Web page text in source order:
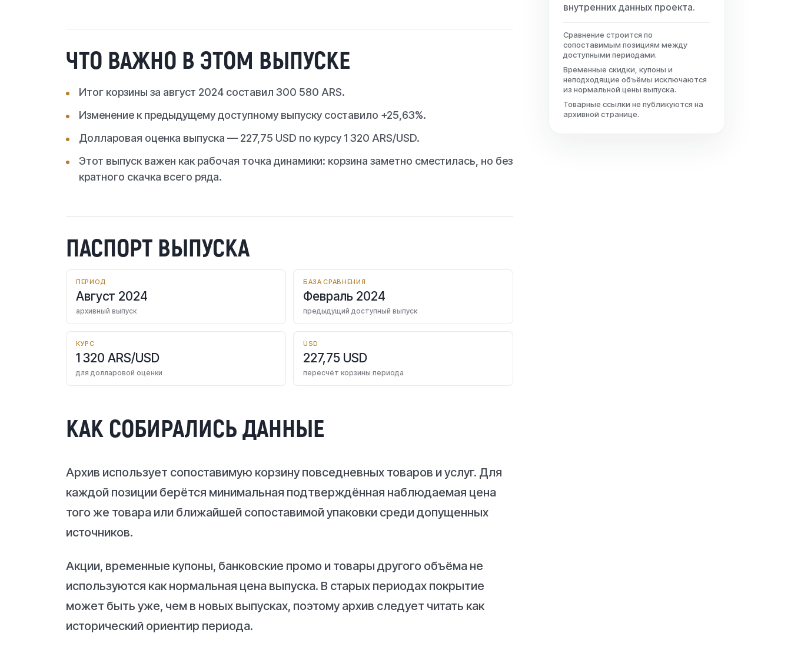
ЧТО ВАЖНО В ЭТОМ ВЫПУСКЕ
Итог корзины за август 2024 составил 300 580 ARS.
Изменение к предыдущему доступному выпуску составило +25,63%.
Долларовая оценка выпуска — 227,75 USD по курсу 1 320 ARS/USD.
Этот выпуск важен как рабочая точка динамики: корзина заметно сместилась, но без
кратного скачка всего ряда.
ПАСПОРТ ВЫПУСКА
ПЕРИОД
Август 2024
архивный выпуск
БАЗА СРАВНЕНИЯ
Февраль 2024
предыдущий доступный выпуск
КУРС
1 320 ARS/USD
для долларовой оценки
USD
227,75 USD
пересчёт корзины периода
КАК СОБИРАЛИСЬ ДАННЫЕ
Архив использует сопоставимую корзину повседневных товаров и услуг. Для
каждой позиции берётся минимальная подтверждённая наблюдаемая цена
того же товара или ближайшей сопоставимой упаковки среди допущенных
источников.
Акции, временные купоны, банковские промо и товары другого объёма не
используются как нормальная цена выпуска. В старых периодах покрытие
может быть уже, чем в новых выпусках, поэтому архив следует читать как
исторический ориентир периода.
внутренних данных проекта.
Сравнение строится по
сопоставимым позициям между
доступными периодами.
Временные скидки, купоны и
неподходящие объёмы исключаются
из нормальной цены выпуска.
Товарные ссылки не публикуются на
архивной странице.